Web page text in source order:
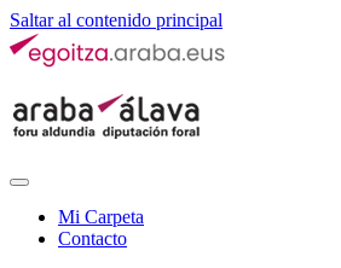
Saltar al contenido principal
Mi Carpeta
Contacto